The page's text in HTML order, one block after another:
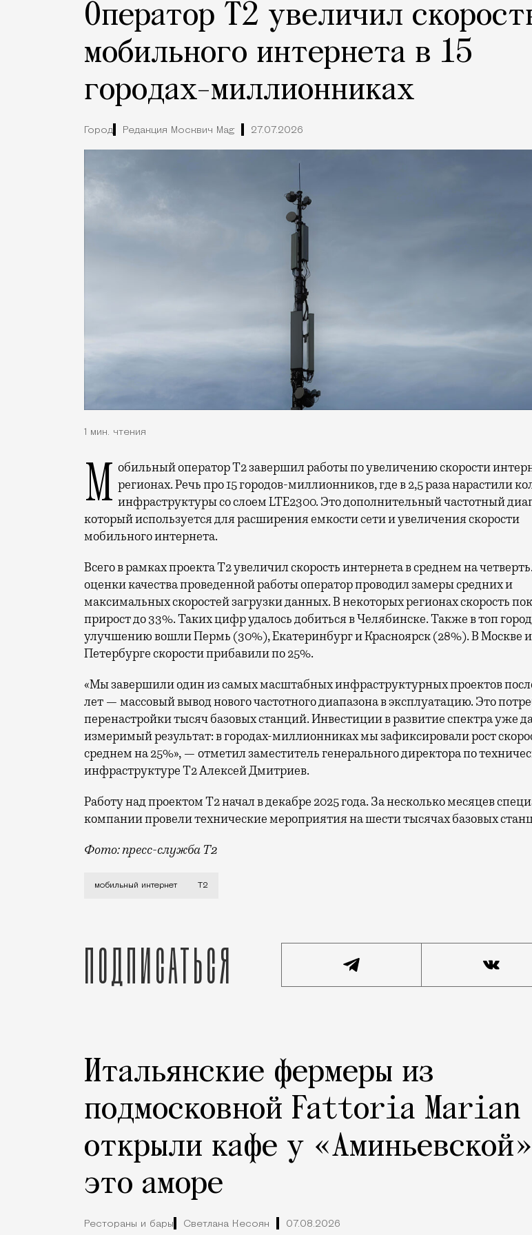
Оператор Т2 увеличил
мобильного интернета в 15
городах-миллионниках
Город Редакция Москвич Mag 27.07.2026
1 мин. чтения
Мобильный оператор Т2 завершил работы по увеличению скорости интернета в регионах. Речь про 15 городов-миллионников, где в 2,5 раза нарастили
инфраструктуры со слоем LTE2300. Это дополнительный частотный
который используется для расширения емкости сети и увеличения скорости
мобильного интернета.
Всего в рамках проекта Т2 увеличил скорость интернета в среднем на
оценки качества проведенной работы оператор проводил замеры средних и
максимальных скоростей загрузки данных. В некоторых регионах скорость
прирост до 33%. Таких цифр удалось добиться в Челябинске. Также в топ
улучшению вошли Пермь (30%), Екатеринбург и Красноярск (28%). В Москве
Петербурге скорости прибавили по 25%.
«Мы завершили один из самых масштабных инфраструктурных проектов
лет — массовый вывод нового частотного диапазона в эксплуатацию. Это
перенастройки тысяч базовых станций. Инвестиции в развитие спектра уже
измеримый результат: в городах-миллионниках мы зафиксировали рост
среднем на 25%», — отметил заместитель генерального директора по
инфраструктуре Т2 Алексей Дмитриев.
Работу над проектом Т2 начал в декабре 2025 года. За несколько месяцев
компании провели технические мероприятия на шести тысячах базовых
Фото: пресс-служба Т2
Мобильный оператор Т2 завершил работы по увеличению скорости
мобильный интернет Т2
Подписаться
Город
Итальянские фермеры из
подмосковной Fattoria Marian
открыли кафе у
это аморе
Рестораны и бары Светлана Кесоян 07.08.2026